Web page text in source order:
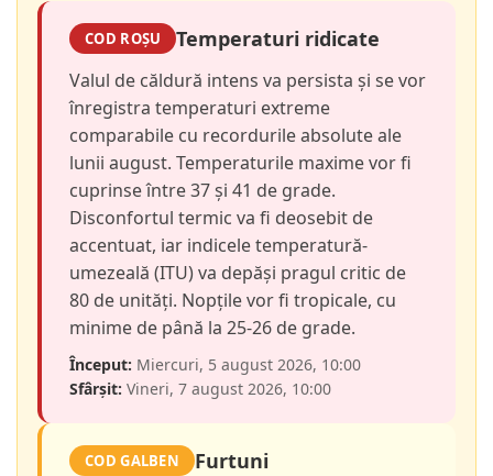
COD ROȘU Temperaturi ridicate
Valul de căldură intens va persista și se vor
înregistra temperaturi extreme
comparabile cu recordurile absolute ale
lunii august. Temperaturile maxime vor fi
cuprinse între 37 și 41 de grade.
Disconfortul termic va fi deosebit de
accentuat, iar indicele temperatură-
umezeală (ITU) va depăși pragul critic de
80 de unități. Nopțile vor fi tropicale, cu
minime de până la 25-26 de grade.
Început: Miercuri, 5 august 2026, 10:00
Sfârșit: Vineri, 7 august 2026, 10:00
COD GALBEN Furtuni